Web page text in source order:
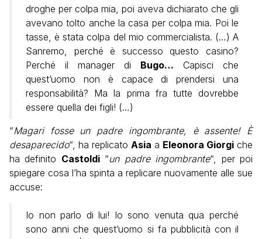
droghe per colpa mia, poi aveva dichiarato che gli
avevano tolto anche la casa per colpa mia. Poi le
tasse, è stata colpa del mio commercialista. (…) A
Sanremo, perché è successo questo casino?
Perché il manager di Bugo… Capisci che
quest’uomo non è capace di prendersi una
responsabilità? Ma la prima fra tutte dovrebbe
essere quella dei figli! (…)
“Magari fosse un padre ingombrante, è assente! È
desaparecido“, ha replicato Asia a Eleonora Giorgi che
ha definito Castoldi“un padre ingombrante“, per poi
spiegare cosa l’ha spinta a replicare nuovamente alle sue
accuse:
Io non parlo di lui! Io sono venuta qua perché
sono anni che quest’uomo si fa pubblicità con il